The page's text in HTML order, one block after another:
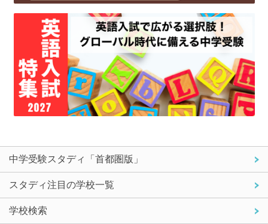
中学受験スタディ「首都圏版」
スタディ注目の学校一覧
学校検索